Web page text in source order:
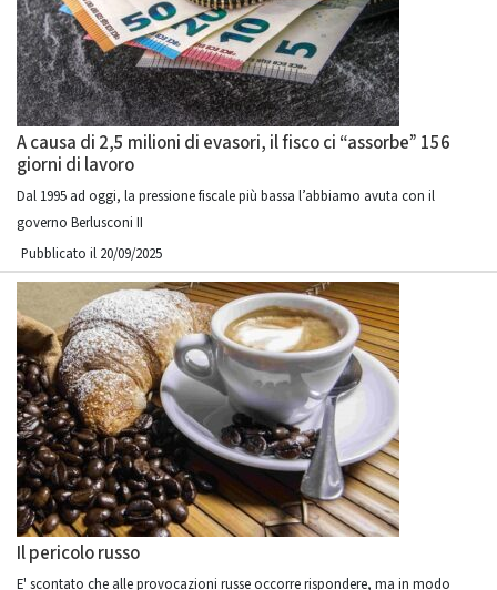
A causa di 2,5 milioni di evasori, il fisco ci “assorbe” 156
giorni di lavoro
Dal 1995 ad oggi, la pressione fiscale più bassa l’abbiamo avuta con il
governo Berlusconi II
Pubblicato il 20/09/2025
Il pericolo russo
E' scontato che alle provocazioni russe occorre rispondere, ma in modo